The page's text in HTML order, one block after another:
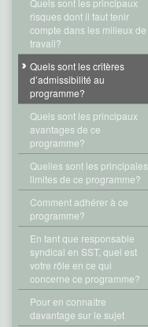
Quels sont les principaux
risques dont il faut tenir
compte dans les milieux de
travail?
Quels sont les critères
d’admissibilité au
programme?
Quels sont les principaux
avantages de ce
programme?
Quelles sont les principales
limites de ce programme?
Comment adhérer à ce
programme?
En tant que responsable
syndical en SST, quel est
votre rôle en ce qui
concerne ce programme?
Pour en connaître
davantage sur le sujet